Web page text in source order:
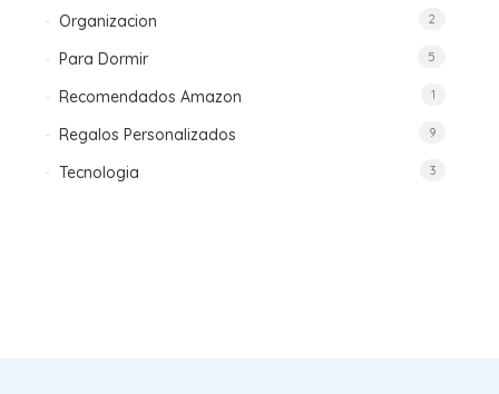
Organizacion 2
Para Dormir 5
Recomendados Amazon 1
Regalos Personalizados 9
Tecnologia 3